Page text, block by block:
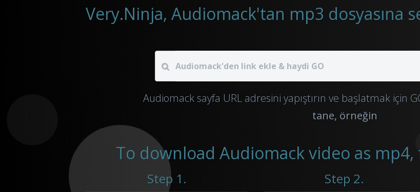
Audiomack sayfa URL adresini yapıştırın ve başlatmak için
tane, örneğin
To download Audiomack video as
Step 1. Step 2.